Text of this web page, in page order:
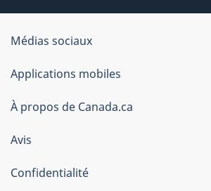
Organisation
du
gouvernement
du
Canada
Médias sociaux
Applications mobiles
À propos de Canada.ca
Avis
Confidentialité